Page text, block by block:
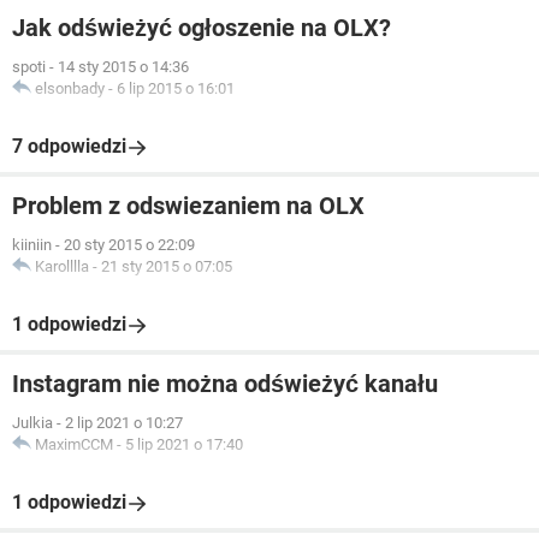
Jak odświeżyć ogłoszenie na OLX?
spoti - 14 sty 2015 o 14:36
elsonbady - 6 lip 2015 o 16:01
7 odpowiedzi
Problem z odswiezaniem na OLX
kiiniin - 20 sty 2015 o 22:09
Karolllla - 21 sty 2015 o 07:05
1 odpowiedzi
Instagram nie można odświeżyć kanału
Julkia - 2 lip 2021 o 10:27
MaximCCM - 5 lip 2021 o 17:40
1 odpowiedzi